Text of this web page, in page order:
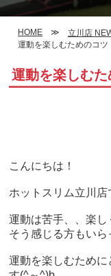
HOME 立川店
運動を楽しむためのコツ
運動を楽しむた
こんにちは！
ホットスリム立川店
運動は苦手、、楽し
そう感じる方もい
運動を楽しむために